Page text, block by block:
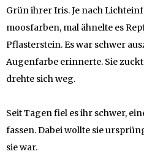
Grün ihrer Iris. Je nach
moosfarben, mal ähnelte es
Pflasterstein. Es war schwer
Augenfarbe erinnerte. Sie
drehte sich weg.
Seit Tagen fiel es ihr schwer,
fassen. Dabei wollte sie
sie war.